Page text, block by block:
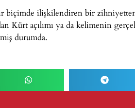
ilişkilendiren bir
Kürt açılımı ya da kelimenin
durumda.